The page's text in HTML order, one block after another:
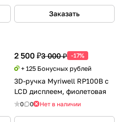
Заказать
2 500 ₽3 000 ₽ -17%
+ 125 Бонусных рублей
3D-ручка Myriwell RP100B c
LCD дисплеем, фиолетовая
0 0 Нет в наличии